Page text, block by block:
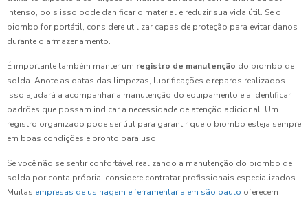
intenso, pois isso pode danificar o material e reduzir sua vida útil. Se o
biombo for portátil, considere utilizar capas de proteção para evitar danos
durante o armazenamento.
É importante também manter um registro de manutenção do biombo de
solda. Anote as datas das limpezas, lubrificações e reparos realizados.
Isso ajudará a acompanhar a manutenção do equipamento e a identificar
padrões que possam indicar a necessidade de atenção adicional. Um
registro organizado pode ser útil para garantir que o biombo esteja sempre
em boas condições e pronto para uso.
Se você não se sentir confortável realizando a manutenção do biombo de
solda por conta própria, considere contratar profissionais especializados.
Muitas empresas de usinagem e ferramentaria em são paulo oferecem